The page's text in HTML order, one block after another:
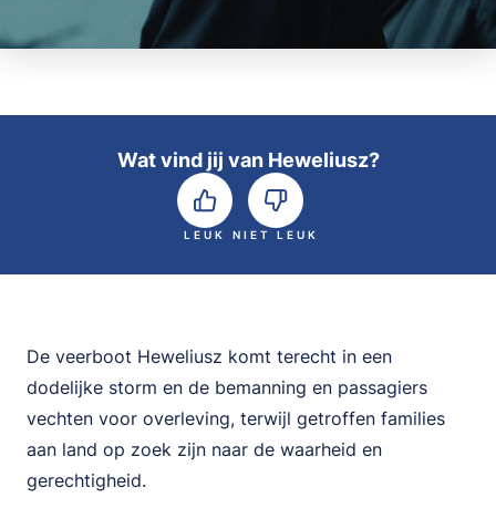
Wat vind jij van Heweliusz?
LEUK NIET LEUK
De veerboot Heweliusz komt terecht in een
dodelijke storm en de bemanning en passagiers
vechten voor overleving, terwijl getroffen families
aan land op zoek zijn naar de waarheid en
gerechtigheid.